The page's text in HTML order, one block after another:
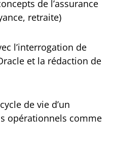
de l’assurance
retraite)
l’interrogation de
et la rédaction de
de vie d’un
opérationnels comme